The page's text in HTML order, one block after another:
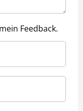
Feedback.